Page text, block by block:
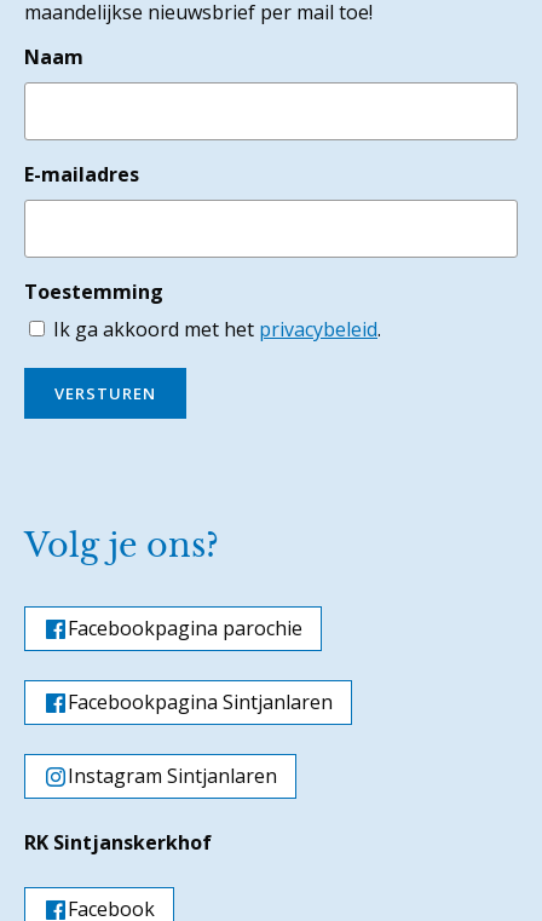
maandelijkse nieuwsbrief per mail toe!
Naam
E-mailadres
Toestemming
Ik ga akkoord met het privacybeleid.
VERSTUREN
Volg je ons?
Facebookpagina parochie
Facebookpagina Sintjanlaren
Instagram Sintjanlaren
RK Sintjanskerkhof
Facebook